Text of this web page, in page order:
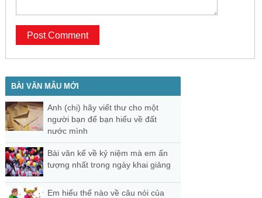
BÀI VĂN MẪU MỚI
Anh (chị) hãy viết thư cho một
người bạn để bạn hiểu về đất
nước mình
Bài văn kể về kỷ niệm mà em ấn
tượng nhất trong ngày khai giảng
Em hiểu thế nào về câu nói của